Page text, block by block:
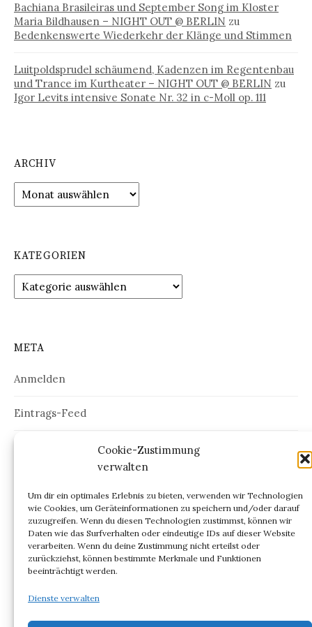
Cookie-Zustimmung
verwalten
Um dir ein optimales Erlebnis zu bieten, verwenden wir Technologien
wie Cookies, um Geräteinformationen zu speichern und/oder darauf
zuzugreifen. Wenn du diesen Technologien zustimmst, können wir
Daten wie das Surfverhalten oder eindeutige IDs auf dieser Website
verarbeiten. Wenn du deine Zustimmung nicht erteilst oder
zurückziehst, können bestimmte Merkmale und Funktionen
beeinträchtigt werden.
Dienste verwalten
Bachiana Brasileiras und September Song im Kloster
Maria Bildhausen – NIGHT OUT @ BERLIN zu
Bedenkenswerte Wiederkehr der Klänge und Stimmen
Luitpoldsprudel schäumend, Kadenzen im Regentenbau
und Trance im Kurtheater – NIGHT OUT @ BERLIN zu
Igor Levits intensive Sonate Nr. 32 in c-Moll op. 111
ARCHIV
Archiv
KATEGORIEN
Kategorien
META
Anmelden
Eintrags-Feed
Kommentar-Feed
ARCHIV
Archiv